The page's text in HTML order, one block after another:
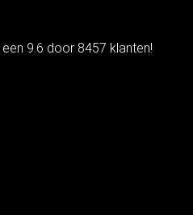
9.6 door 8457 klanten!